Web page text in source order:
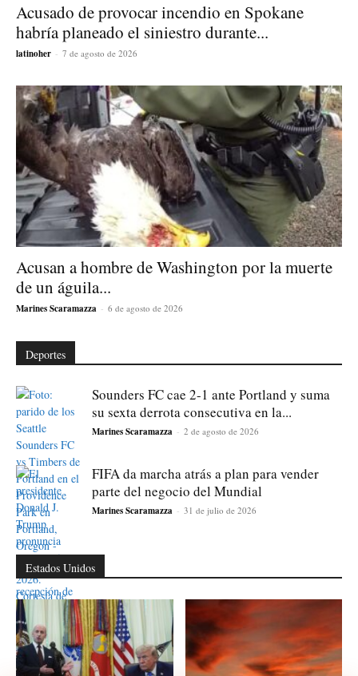
Acusado de provocar incendio en Spokane
habría planeado el siniestro durante...
latinoher - 7 de agosto de 2026
Acusan a hombre de Washington por la muerte
de un águila...
Marines Scaramazza - 6 de agosto de 2026
Deportes
Sounders FC cae 2-1 ante Portland y suma
su sexta derrota consecutiva en la...
Marines Scaramazza - 2 de agosto de 2026
FIFA da marcha atrás a plan para vender
parte del negocio del Mundial
Marines Scaramazza - 31 de julio de 2026
Estados Unidos